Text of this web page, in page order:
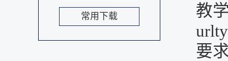
常用下载
教
要